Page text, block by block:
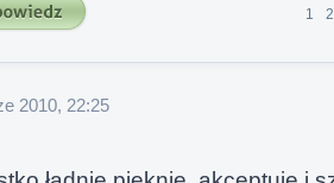
1 2
2010, 22:25